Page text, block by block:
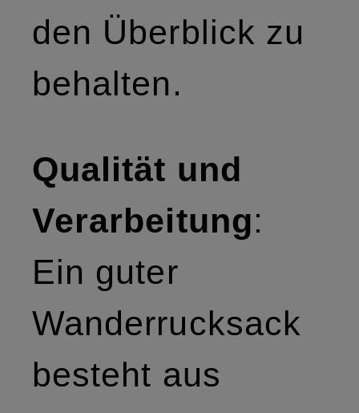
den Überblick zu
behalten.
Qualität und
Verarbeitung:
Ein guter
Wanderrucksack
besteht aus